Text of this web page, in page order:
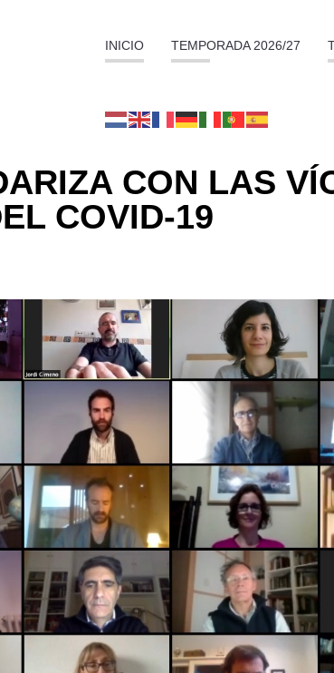
INICIO TEMPORADA 2026/27
CON LAS
COVID-19